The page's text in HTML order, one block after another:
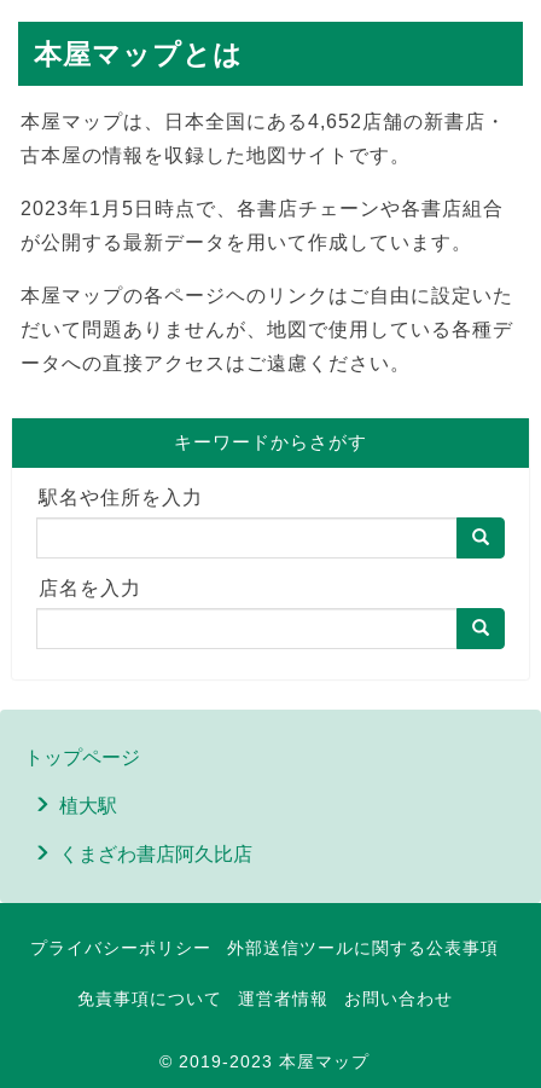
本屋マップとは
本屋マップは、日本全国にある4,652店舗の新書店・
古本屋の情報を収録した地図サイトです。
2023年1月5日時点で、各書店チェーンや各書店組合
が公開する最新データを用いて作成しています。
本屋マップの各ページヘのリンクはご自由に設定いた
だいて問題ありませんが、地図で使用している各種デ
ータへの直接アクセスはご遠慮ください。
キーワードからさがす
駅名や住所を入力
店名を入力
トップページ
植大駅
くまざわ書店阿久比店
プライバシーポリシー 外部送信ツールに関する公表事項
免責事項について 運営者情報 お問い合わせ
© 2019-2023 本屋マップ